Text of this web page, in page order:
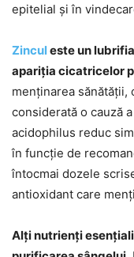
epitelial și în
Zinculeste un
apariția cicatricelor
menținarea sănătății,
considerată o cauză
acidophilus reduc
în funcție de
întocmai dozele
antioxidant care
Alți nutrienți